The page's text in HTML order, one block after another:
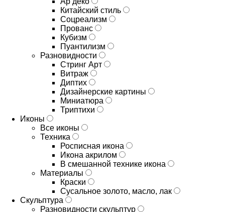
Китайский стиль
Соцреализм
Прованс
Кубизм
Пуантилизм
Разновидности
Стринг Арт
Витраж
Диптих
Дизайнерские картины
Миниатюра
Триптихи
Иконы
Все иконы
Техника
Росписная икона
Икона акрилом
В смешанной технике икона
Материалы
Краски
Сусальное золото, масло, лак
Скульптура
Разновидности скульптур